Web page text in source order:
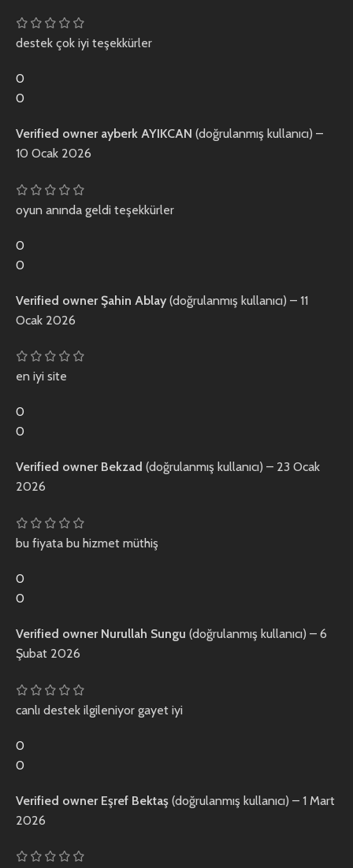
destek çok iyi teşekkürler
0
0
Verified owner ayberk AYIKCAN (doğrulanmış kullanıcı) –
10 Ocak 2026
oyun anında geldi teşekkürler
0
0
Verified ownerŞahin Ablay(doğrulanmış kullanıcı) – 11
Ocak 2026
en iyi site
0
0
Verified owner Bekzad (doğrulanmış kullanıcı) – 23 Ocak
2026
bu fiyata bu hizmet müthiş
0
0
Verified owner Nurullah Sungu (doğrulanmış kullanıcı) – 6
Şubat 2026
canlı destek ilgileniyor gayet iyi
0
0
Verified owner Eşref Bektaş (doğrulanmış kullanıcı) – 1 Mart
2026